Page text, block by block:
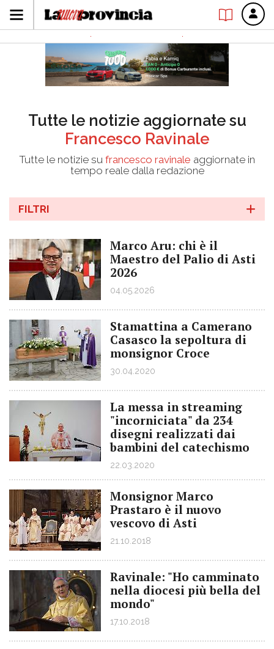
Tutte le notizie aggiornate su
Francesco Ravinale
Tutte le notizie su francesco ravinale aggiornate in
tempo reale dalla redazione
FILTRI
Marco Aru: chi è il
Maestro del Palio di Asti
2026
04.05.2026
Stamattina a Camerano
Casasco la sepoltura di
monsignor Croce
30.04.2020
La messa in streaming
"incorniciata" da 234
disegni realizzati dai
bambini del catechismo
22.03.2020
Monsignor Marco
Prastaro è il nuovo
vescovo di Asti
21.10.2018
Ravinale: "Ho camminato
nella diocesi più bella del
mondo"
17.10.2018